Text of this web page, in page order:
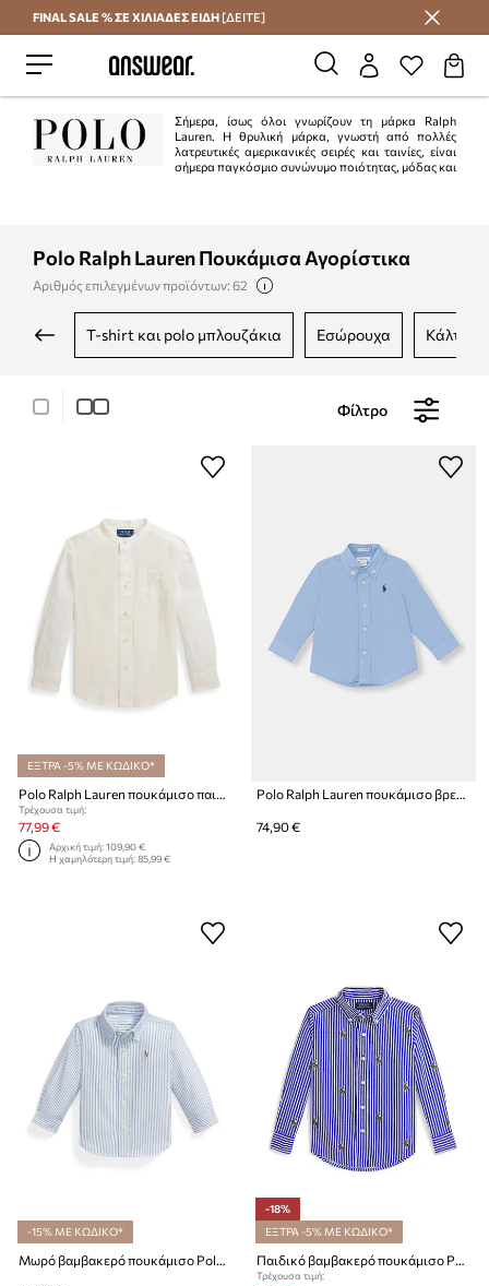
Εξοικονομήστε με το Answear Club
FINAL SALE % ΣΕ ΧΙΛΙΑΔΕΣ ΕΙΔΗ [ΔΕΙΤΕ]
Σήμερα, ίσως όλοι γνωρίζουν τη μάρκα Ralph
Lauren. Η θρυλική μάρκα, γνωστή από πολλές
λατρευτικές αμερικανικές σειρές και ταινίες, είναι
σήμερα παγκόσμιο συνώνυμο ποιότητας, μόδας και
Polo Ralph Lauren Πουκάμισα Αγορίστικα
Αριθμός επιλεγμένων προϊόντων: 62
t-shirt και polo μπλουζάκια εσώρουχα κάλτσες
Φίλτρο
ΕΞΤΡΑ -5% ΜΕ ΚΩΔΙΚΟ*
Polo Ralph Lauren πουκάμισο παιδικό λινό
Τρέχουσα τιμή:
77,99 €
Αρχική τιμή:109,90 €
Η χαμηλότερη τιμή:85,99 €
Polo Ralph Lauren πουκάμισο βρεφικό βαμβακερό
74,90 €
-15% ΜΕ ΚΩΔΙΚΟ*
Μωρό βαμβακερό πουκάμισο Polo Ralph Lauren
-18%
ΕΞΤΡΑ -5% ΜΕ ΚΩΔΙΚΟ*
Παιδικό βαμβακερό πουκάμισο Polo Ralph Lauren
Τρέχουσα τιμή: